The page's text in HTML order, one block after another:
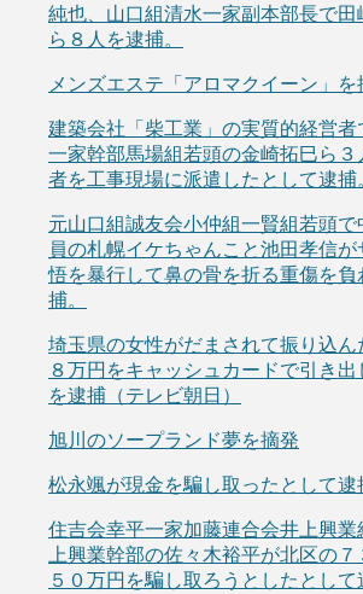
純也、山口組清水一家副本部長で
ら８人を逮捕。
メンズエステ「アロマクイーン」を
建築会社「柴工業」の実質的経営者
一家幹部馬場組若頭の金崎拓巳ら３
者を工事現場に派遣したとして逮捕
元山口組誠友会小仲組一賢組若頭
員の札幌イケちゃんこと池田孝信
悟を暴行して鼻の骨を折る重傷を負
捕。
埼玉県の女性がだまされて振り込ん
８万円をキャッシュカードで引き
を逮捕（テレビ朝日）
旭川のソープランド夢を摘発
松永颯が現金を騙し取ったとして逮
住吉会幸平一家加藤連合会井上興
上興業幹部の佐々木裕平が北区の７
５０万円を騙し取ろうとしたとして